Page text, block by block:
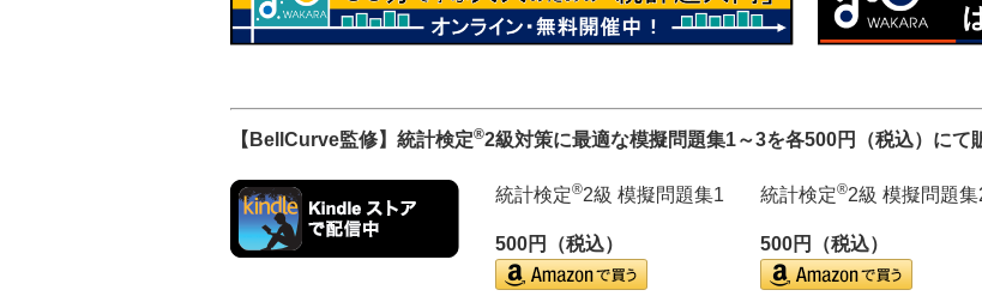
【BellCurve監修】統計検定®2級対策に最適な模擬問題集1～3を各500円（税込）にて
統計検定®2級 模擬問題集1
500円（税込）
統計検定®2級 模擬問題集
500円（税込）